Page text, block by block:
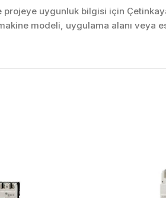
uygunluk bilgisi için
modeli, uygulama alanı veya